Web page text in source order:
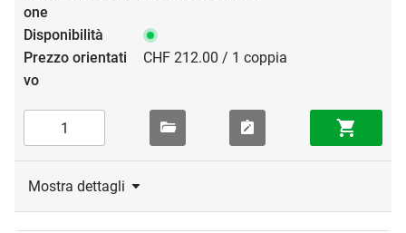
CHF 212.00 / 1 coppia
Mostra dettagli